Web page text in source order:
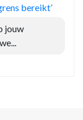
bereikt’
jouw